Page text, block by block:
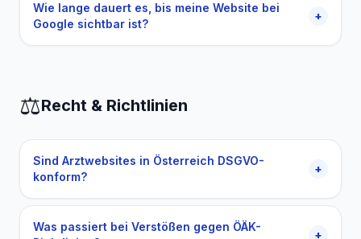
Wie lange dauert es, bis meine Website bei
Google sichtbar ist?
+
⚖️Recht & Richtlinien
Sind Arztwebsites in Österreich DSGVO-
konform?
+
Was passiert bei Verstößen gegen ÖÄK-
+